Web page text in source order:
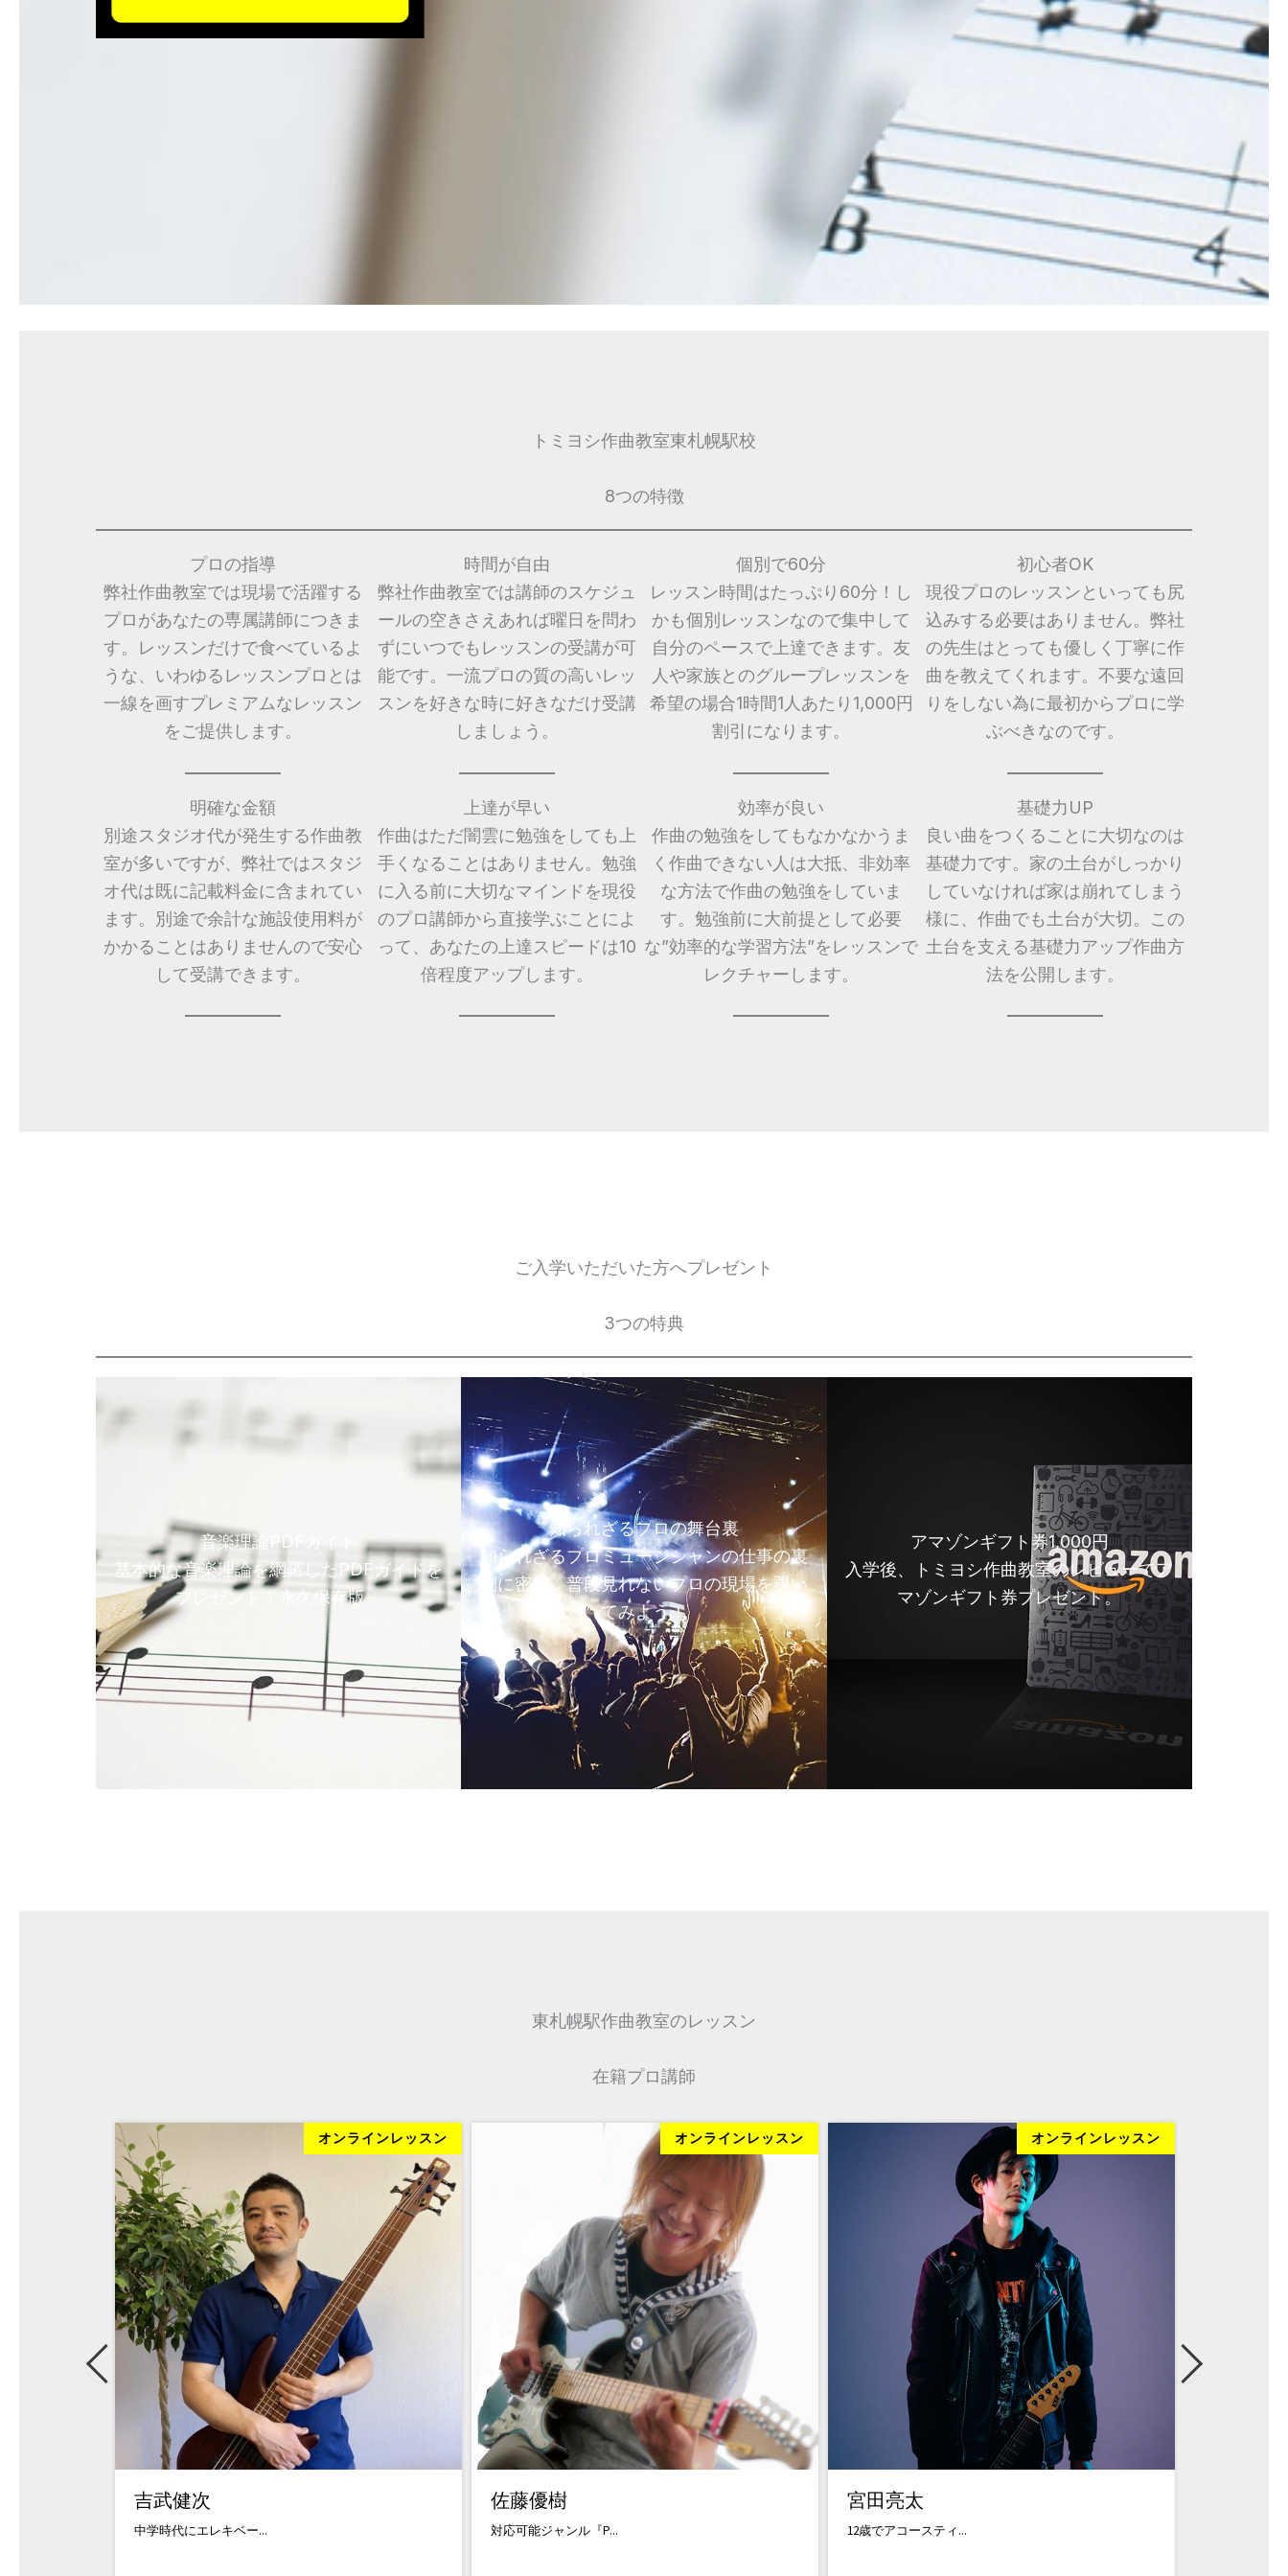
トミヨシ作曲教室東札幌駅校
8つの特徴
プロの指導
弊社作曲教室では現場で活躍する
プロがあなたの専属講師につきま
す。レッスンだけで食べているよ
うな、いわゆるレッスンプロとは
一線を画すプレミアムなレッスン
をご提供します。
時間が自由
弊社作曲教室では講師のスケジュ
ールの空きさえあれば曜日を問わ
ずにいつでもレッスンの受講が可
能です。一流プロの質の高いレッ
スンを好きな時に好きなだけ受講
しましょう。
個別で60分
レッスン時間はたっぷり60分！し
かも個別レッスンなので集中して
自分のペースで上達できます。友
人や家族とのグループレッスンを
希望の場合1時間1人あたり1,000円
割引になります。
初心者OK
現役プロのレッスンといっても尻
込みする必要はありません。弊社
の先生はとっても優しく丁寧に作
曲を教えてくれます。不要な遠回
りをしない為に最初からプロに学
ぶべきなのです。
明確な金額
別途スタジオ代が発生する作曲教
室が多いですが、弊社ではスタジ
オ代は既に記載料金に含まれてい
ます。別途で余計な施設使用料が
かかることはありませんので安心
して受講できます。
上達が早い
作曲はただ闇雲に勉強をしても上
手くなることはありません。勉強
に入る前に大切なマインドを現役
のプロ講師から直接学ぶことによ
って、あなたの上達スピードは10
倍程度アップします。
効率が良い
作曲の勉強をしてもなかなかうま
く作曲できない人は大抵、非効率
な方法で作曲の勉強をしていま
す。勉強前に大前提として必要
な”効率的な学習方法”をレッスンで
レクチャーします。
基礎力UP
良い曲をつくることに大切なのは
基礎力です。家の土台がしっかり
していなければ家は崩れてしまう
様に、作曲でも土台が大切。この
土台を支える基礎力アップ作曲方
法を公開します。
ご入学いただいた方へプレゼント
3つの特典
音楽理論PDFガイド
基本的な音楽理論を網羅したPDFガイドを
プレゼント！永久保存版。
知られざるプロの舞台裏
知られざるプロミュージシャンの仕事の裏
側に密着。普段見れないプロの現場を覗い
てみよう！
アマゾンギフト券1,000円
入学後、トミヨシ作曲教室のレビューでア
マゾンギフト券プレゼント。
東札幌駅作曲教室のレッスン
在籍プロ講師
オンラインレッスン
吉武健次
中学時代にエレキベー...
オンラインレッスン
佐藤優樹
対応可能ジャンル『P...
オンラインレッスン
宮田亮太
12歳でアコースティ...